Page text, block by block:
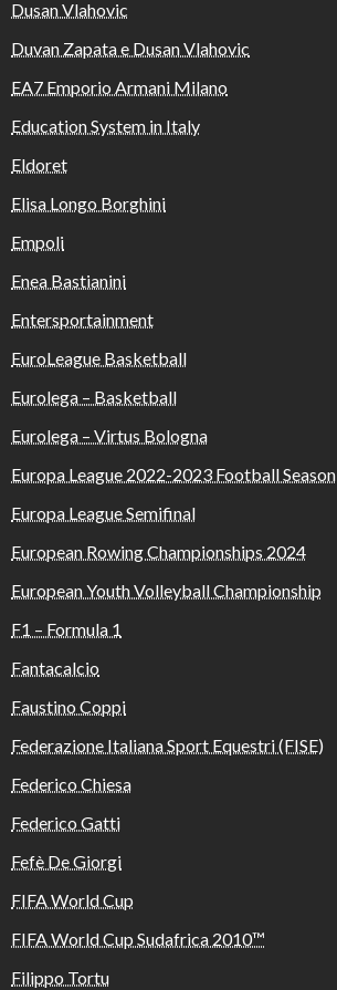
Dusan Vlahovic
Duvan Zapata e Dusan Vlahovic
EA7 Emporio Armani Milano
Education System in Italy
Eldoret
Elisa Longo Borghini
Empoli
Enea Bastianini
Entersportainment
EuroLeague Basketball
Eurolega – Basketball
Eurolega – Virtus Bologna
Europa League 2022-2023 Football Season
Europa League Semifinal
European Rowing Championships 2024
European Youth Volleyball Championship
F1 – Formula 1
Fantacalcio
Faustino Coppi
Federazione Italiana Sport Equestri (FISE)
Federico Chiesa
Federico Gatti
Fefè De Giorgi
FIFA World Cup
FIFA World Cup Sudafrica 2010™️
Filippo Tortu